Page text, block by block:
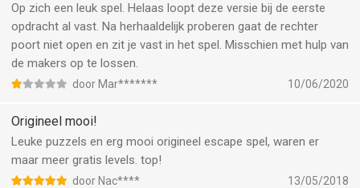
Op zich een leuk spel. Helaas loopt deze versie bij de eerste
opdracht al vast. Na herhaaldelijk proberen gaat de rechter
poort niet open en zit je vast in het spel. Misschien met hulp van
de makers op te lossen.
door Mar******* 10/06/2020
Origineel mooi!
Leuke puzzels en erg mooi origineel escape spel, waren er
maar meer gratis levels. top!
door Nac**** 13/05/2018